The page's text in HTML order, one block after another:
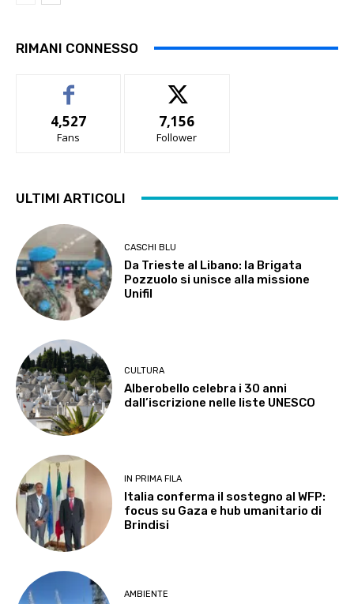
RIMANI CONNESSO
4,527
Fans
7,156
Follower
ULTIMI ARTICOLI
CASCHI BLU
Da Trieste al Libano: la Brigata
Pozzuolo si unisce alla missione
Unifil
CULTURA
Alberobello celebra i 30 anni
dall’iscrizione nelle liste UNESCO
IN PRIMA FILA
Italia conferma il sostegno al WFP:
focus su Gaza e hub umanitario di
Brindisi
AMBIENTE